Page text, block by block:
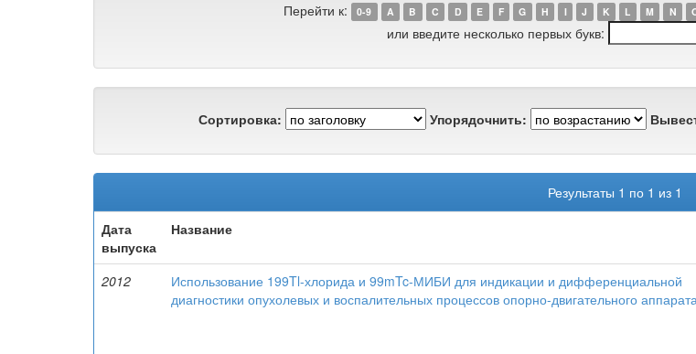
Перейти к: 0-9 A B C D E F G H I J K L M N
или введите несколько первых букв:
Сортировка: Упорядочнить:
Результаты 1 по 1 из 1
Дата
выпуска
Название
2012
Использование 199Tl-хлорида и 99mTc-МИБИ для индикации и дифференциальной
диагностики опухолевых и воспалительных процессов опорно-двигательного